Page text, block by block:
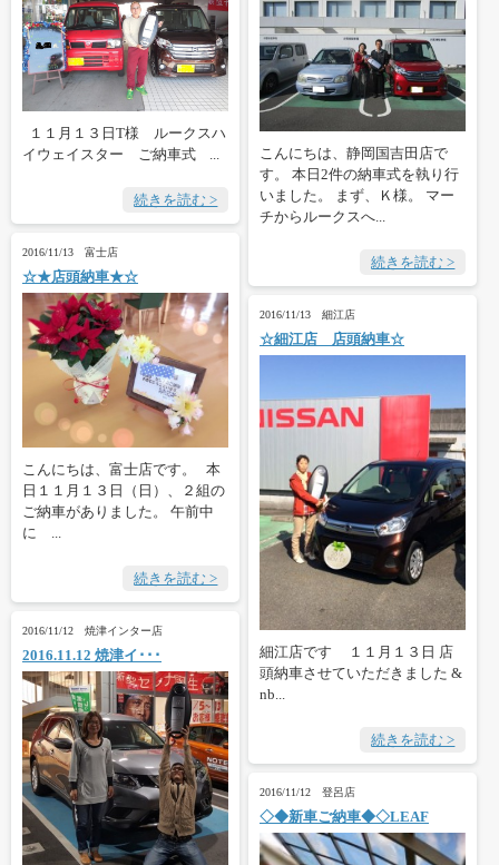
１１月１３日T様 ルークスハ
イウェイスター ご納車式 ...
続きを読む >
こんにちは、静岡国吉田店で
す。 本日2件の納車式を執り行
いました。 まず、Ｋ様。 マー
チからルークスへ...
続きを読む >
2016/11/13 富士店
☆★店頭納車★☆
こんにちは、富士店です。 本
日１１月１３日（日）、２組の
ご納車がありました。 午前中
に ...
続きを読む >
2016/11/13 細江店
☆細江店 店頭納車☆
細江店です １１月１３日 店
頭納車させていただきました &
nb...
続きを読む >
2016/11/12 焼津インター店
2016.11.12 焼津イ･･･
2016/11/12 登呂店
◇◆新車ご納車◆◇LEAF